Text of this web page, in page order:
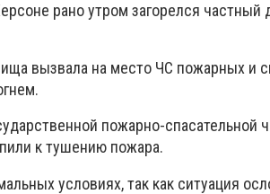
рано утром загорелся частный
вызвала на место ЧС пожарных и
пожарно-спасательной
к тушению пожара.
условиях, так как ситуация